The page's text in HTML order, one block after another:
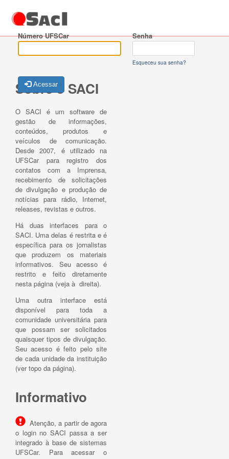
Número UFSCar Senha
Esqueceu sua senha?
Acessar
Sobre o SACI
O SACI é um software de
gestão de informações,
conteúdos, produtos e
veículos de comunicação.
Desde 2007, é utilizado na
UFSCar para registro dos
contatos com a Imprensa,
recebimento de solicitações
de divulgação e produção de
notícias para rádio, Internet,
releases, revistas e outros.
Há duas interfaces para o
SACI. Uma delas é restrita e é
específica para os jornalistas
que produzem os materiais
informativos. Seu acesso é
restrito e feito diretamente
nesta página (veja à direita).
Uma outra interface está
disponível para toda a
comunidade universitária para
que possam ser solicitados
quaisquer tipos de divulgação.
Seu acesso é feito pelo site
de cada unidade da instituição
(ver topo da página).
Informativo
Atenção, a partir de agora
o login no SACI passa a ser
integrado à base de sistemas
UFSCar. Para acessar o